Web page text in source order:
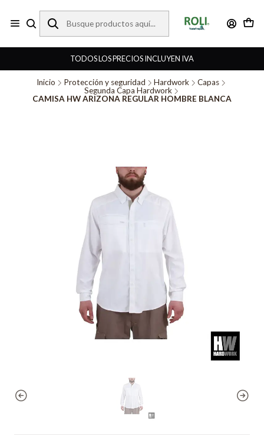
TODOS LOS PRECIOS INCLUYEN IVA
Inicio Protección y seguridad Hardwork
Capas
Segunda Capa Hardwork
CAMISA HW ARIZONA REGULAR HOMBRE BLANCA